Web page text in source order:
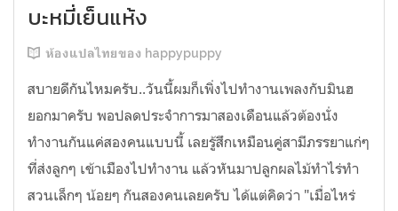
บะหมี่เย็นแห้ง
ห้องแปลไทยของ happypuppy
สบายดีกันไหมครับ..วันนี้ผมก็เพิ่งไปทำงานเพลงกับมินฮ
ยอกมาครับ พอปลดประจำการมาสองเดือนแล้วต้องนั่ง
ทำงานกันแค่สองคนแบบนี้ เลยรู้สึกเหมือนคู่สามีภรรยาแก่ๆ
ที่ส่งลูกๆ เข้าเมืองไปทำงาน แล้วหันมาปลูกผลไม้ทำไร่ทำ
สวนเล็กๆ น้อยๆ กันสองคนเลยครับ ได้แต่คิดว่า "เมื่อไหร่